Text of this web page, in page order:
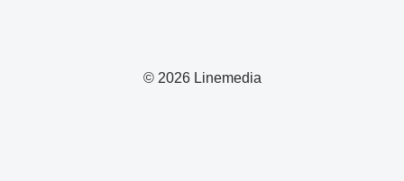
© 2026 Linemedia